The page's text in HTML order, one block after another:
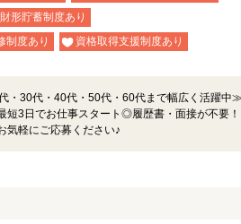
形貯蓄制度あり
制度あり 資格取得支援制度あり
・30代・40代・50代・60代まで幅広く活躍中
短3日でお仕事スタート◎履歴書・面接が不要
気軽にご応募ください♪